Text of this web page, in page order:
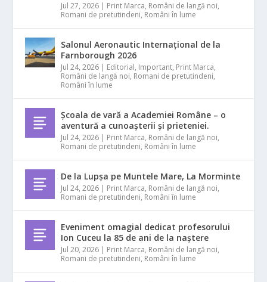
Jul 27, 2026 | Print Marca, Români de langă noi,
Romani de pretutindeni, Români în lume
Salonul Aeronautic Internațional de la
Farnborough 2026
Jul 24, 2026 | Editorial, Important, Print Marca,
Români de langă noi, Romani de pretutindeni,
Români în lume
Școala de vară a Academiei Române – o
aventură a cunoașterii și prieteniei.
Jul 24, 2026 | Print Marca, Români de langă noi,
Romani de pretutindeni, Români în lume
De la Lupșa pe Muntele Mare, La Morminte
Jul 24, 2026 | Print Marca, Români de langă noi,
Romani de pretutindeni, Români în lume
Eveniment omagial dedicat profesorului
Ion Cuceu la 85 de ani de la naștere
Jul 20, 2026 | Print Marca, Români de langă noi,
Romani de pretutindeni, Români în lume